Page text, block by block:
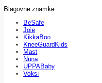
Blagovne znamke
BeSafe
Joie
KikkaBoo
KneeGuardKids
Mast
Nuna
UPPABaby
Voksi